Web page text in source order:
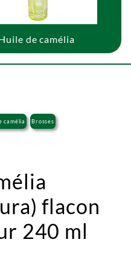
de camélia
camélia Brosses
flacon
240 ml